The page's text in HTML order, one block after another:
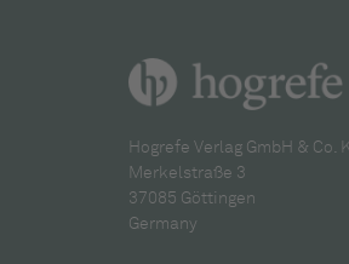
Hogrefe Verlag GmbH & Co.
Merkelstraße 3
37085 Göttingen
Germany